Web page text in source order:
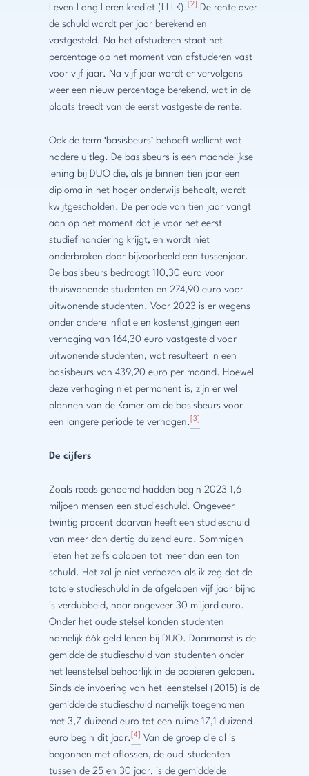
Leven Lang Leren krediet (LLLK). [2]
De rente over
de schuld wordt per jaar berekend en
vastgesteld. Na het afstuderen staat het
percentage op het moment van afstuderen vast
voor vijf jaar. Na vijf jaar wordt er vervolgens
weer een nieuw percentage berekend, wat in de
plaats treedt van de eerst vastgestelde rente.
Ook de term ‘basisbeurs’ behoeft wellicht wat
nadere uitleg. De basisbeurs is een maandelijkse
lening bij DUO die, als je binnen tien jaar een
diploma in het hoger onderwijs behaalt, wordt
kwijtgescholden. De periode van tien jaar vangt
aan op het moment dat je voor het eerst
studiefinanciering krijgt, en wordt niet
onderbroken door bijvoorbeeld een tussenjaar.
De basisbeurs bedraagt 110,30 euro voor
thuiswonende studenten en 274,90 euro voor
uitwonende studenten. Voor 2023 is er wegens
onder andere inflatie en kostenstijgingen een
verhoging van 164,30 euro vastgesteld voor
uitwonende studenten, wat resulteert in een
basisbeurs van 439,20 euro per maand. Hoewel
deze verhoging niet permanent is, zijn er wel
plannen van de Kamer om de basisbeurs voor
een langere periode te verhogen. [3]
De cijfers
Zoals reeds genoemd hadden begin 2023 1,6
miljoen mensen een studieschuld. Ongeveer
twintig procent daarvan heeft een studieschuld
van meer dan dertig duizend euro. Sommigen
lieten het zelfs oplopen tot meer dan een ton
schuld. Het zal je niet verbazen als ik zeg dat de
totale studieschuld in de afgelopen vijf jaar bijna
is verdubbeld, naar ongeveer 30 miljard euro.
Onder het oude stelsel konden studenten
namelijk óók geld lenen bij DUO. Daarnaast is de
gemiddelde studieschuld van studenten onder
het leenstelsel behoorlijk in de papieren gelopen.
Sinds de invoering van het leenstelsel (2015) is de
gemiddelde studieschuld namelijk toegenomen
met 3,7 duizend euro tot een ruime 17,1 duizend
euro begin dit jaar. [4]
Van de groep die al is
begonnen met aflossen, de oud-studenten
tussen de 25 en 30 jaar, is de gemiddelde